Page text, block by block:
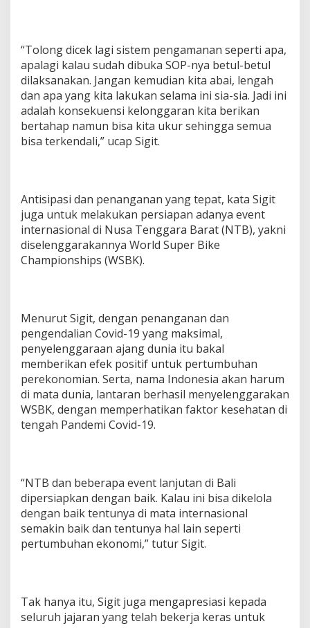
“Tolong dicek lagi sistem pengamanan seperti apa,
apalagi kalau sudah dibuka SOP-nya betul-betul
dilaksanakan. Jangan kemudian kita abai, lengah
dan apa yang kita lakukan selama ini sia-sia. Jadi ini
adalah konsekuensi kelonggaran kita berikan
bertahap namun bisa kita ukur sehingga semua
bisa terkendali,” ucap Sigit.
Antisipasi dan penanganan yang tepat, kata Sigit
juga untuk melakukan persiapan adanya event
internasional di Nusa Tenggara Barat (NTB), yakni
diselenggarakannya World Super Bike
Championships (WSBK).
Menurut Sigit, dengan penanganan dan
pengendalian Covid-19 yang maksimal,
penyelenggaraan ajang dunia itu bakal
memberikan efek positif untuk pertumbuhan
perekonomian. Serta, nama Indonesia akan harum
di mata dunia, lantaran berhasil menyelenggarakan
WSBK, dengan memperhatikan faktor kesehatan di
tengah Pandemi Covid-19.
“NTB dan beberapa event lanjutan di Bali
dipersiapkan dengan baik. Kalau ini bisa dikelola
dengan baik tentunya di mata internasional
semakin baik dan tentunya hal lain seperti
pertumbuhan ekonomi,” tutur Sigit.
Tak hanya itu, Sigit juga mengapresiasi kepada
seluruh jajaran yang telah bekerja keras untuk